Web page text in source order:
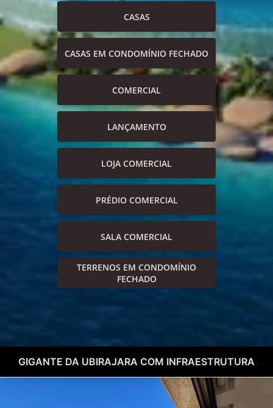
CASAS
CASAS EM CONDOMÍNIO FECHADO
COMERCIAL
LANÇAMENTO
LOJA COMERCIAL
PRÉDIO COMERCIAL
SALA COMERCIAL
TERRENOS EM CONDOMÍNIO
FECHADO
GIGANTE DA UBIRAJARA COM INFRAESTRUTURA